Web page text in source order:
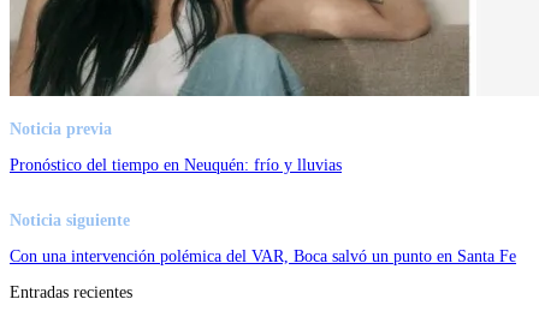
Noticia previa
Pronóstico del tiempo en Neuquén: frío y lluvias
Noticia siguiente
Con una intervención polémica del VAR, Boca salvó un punto en Santa Fe
Entradas recientes